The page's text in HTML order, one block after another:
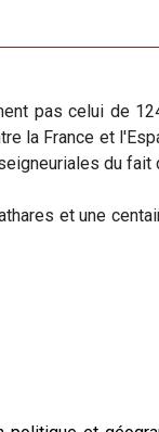
pas celui de
la France et
du
et une